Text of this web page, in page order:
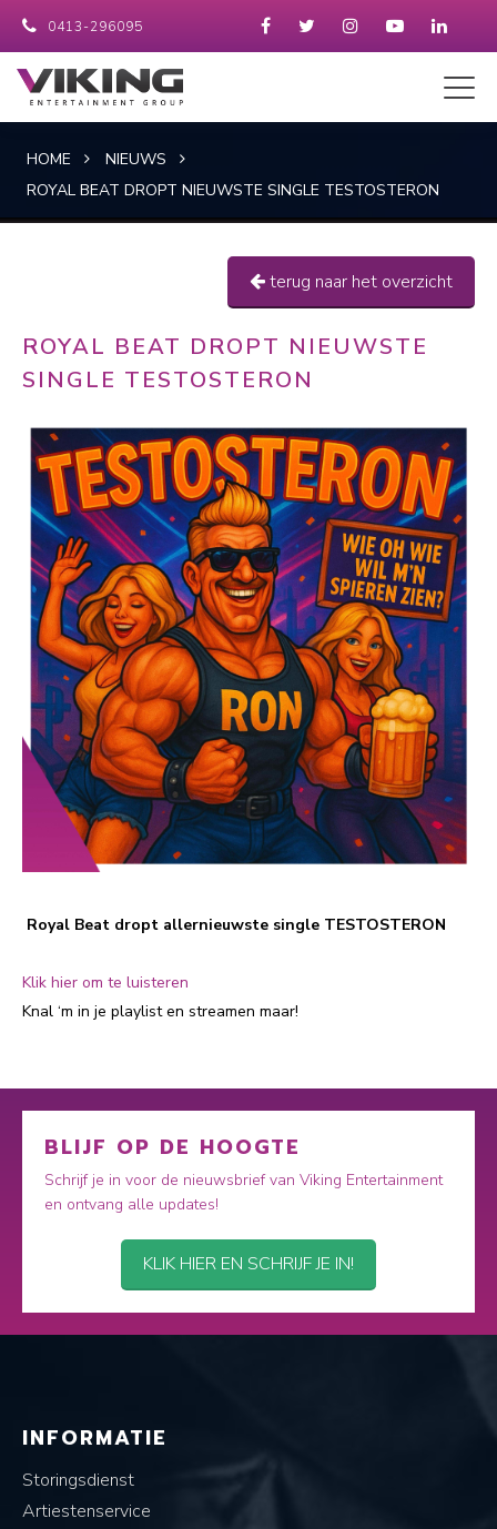
0413-296095
HOME
NIEUWS
ROYAL BEAT DROPT NIEUWSTE SINGLE TESTOSTERON
terug naar het overzicht
ROYAL BEAT DROPT NIEUWSTE
SINGLE TESTOSTERON
Royal Beat dropt allernieuwste single TESTOSTERON
Klik hier om te luisteren
Knal ‘m in je playlist en streamen maar!
BLIJF OP DE HOOGTE
Schrijf je in voor de nieuwsbrief van Viking Entertainment
en ontvang alle updates!
KLIK HIER EN SCHRIJF JE IN!
INFORMATIE
Storingsdienst
Artiestenservice